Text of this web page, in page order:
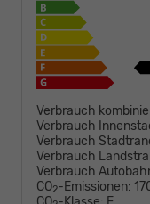
Verbrauch
Verbrauch
Verbrauch
Verbrauch
Verbrauch
CO2-Emissionen: